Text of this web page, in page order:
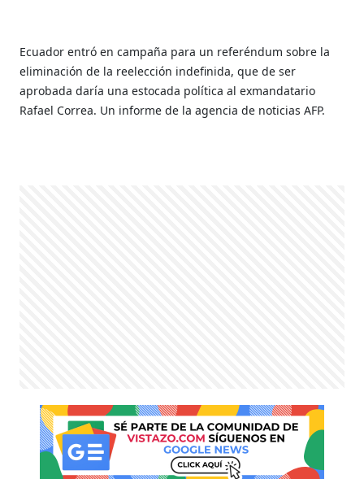
Ecuador entró en campaña para un referéndum sobre la
eliminación de la reelección indefinida, que de ser
aprobada daría una estocada política al exmandatario
Rafael Correa. Un informe de la agencia de noticias AFP.